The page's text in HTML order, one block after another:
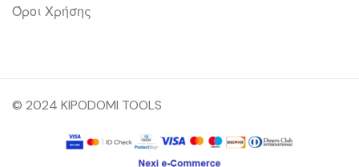
Όροι Χρήσης
© 2024 KIPODOMI TOOLS